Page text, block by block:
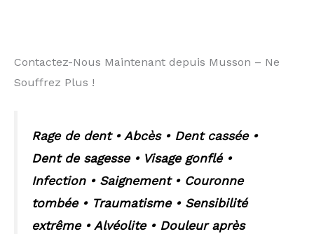
Contactez-Nous Maintenant depuis Musson – Ne
Souffrez Plus !
Rage de dent • Abcès • Dent cassée •
Dent de sagesse • Visage gonflé •
Infection • Saignement • Couronne
tombée • Traumatisme • Sensibilité
extrême • Alvéolite • Douleur après